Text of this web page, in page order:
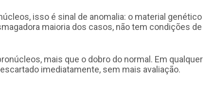
isso é sinal de anomalia: o material genético
maioria dos casos, não tem condições de
mais que o dobro do normal. Em qualquer
imediatamente, sem mais avaliação.